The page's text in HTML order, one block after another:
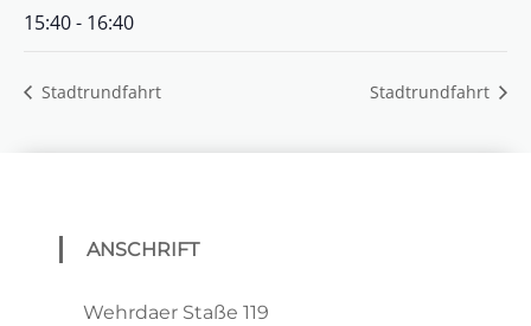
15:40 - 16:40
Stadtrundfahrt Stadtrundfahrt
ANSCHRIFT
Wehrdaer Staße 119